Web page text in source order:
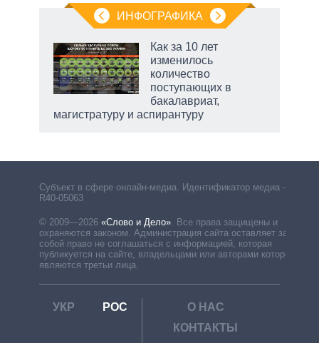
ИНФОГРАФИКА
Как за 10 лет
изменилось
количество
поступающих в
бакалавриат,
магистратуру и аспирантуру
Субъект в сфере онлайн-медиа. Идентификатор медиа –
R40-05063
© 2009—2026 «Слово и Дело». Все права защищены и
охраняются законом. Администрация сайта оставляет за
собой право не соглашаться с информацией, которая
публикуется на сайте, владельцами или авторами которой
являются третьи лица.
УКР РОС
О НАС
КОНТАКТЫ